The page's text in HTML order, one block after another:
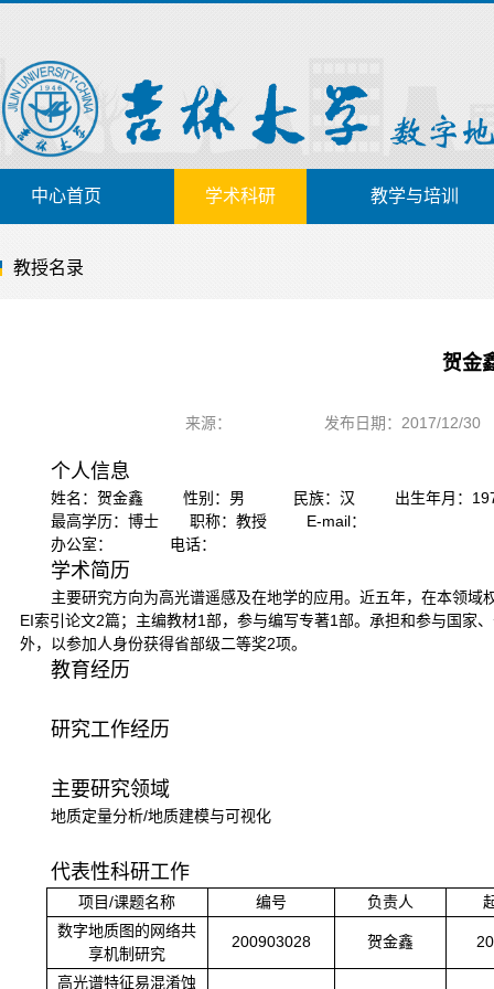
中心首页 学术科研 教学与培训
教授名录
贺金
来源： 发布日期：2017/12/30
个人信息
姓名：贺金鑫 性别：男 民族：汉 出生年月：
最高学历：博士 职称：教授 E-mail：
办公室： 电话：
学术简历
主要研究方向为高光谱遥感及在地学的应用。近五年，在本领
EI索引论文2篇；主编教材1部，参与编写专著1部。承担和参与国家
外，以参加人身份获得省部级二等奖2项。
教育经历
研究工作经历
主要研究领域
地质定量分析/地质建模与可视化
代表性科研工作
项目/课题名称 编号 负责人
数字地质图的网络共
享机制研究
200903028 贺金鑫
高光谱特征易混淆蚀